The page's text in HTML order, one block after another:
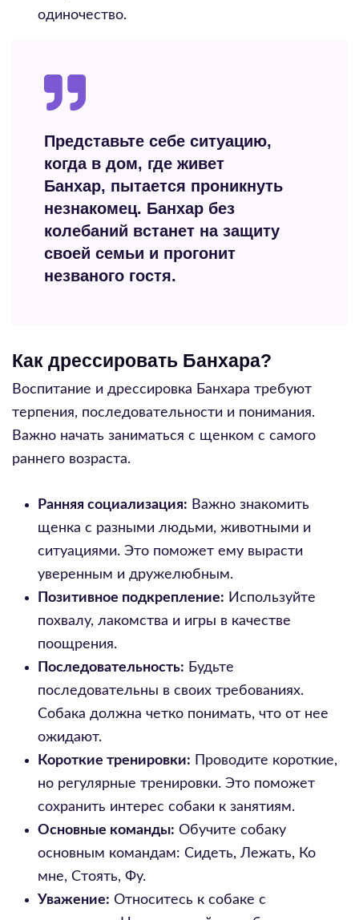
одиночество.
Представьте себе ситуацию,
когда в дом, где живет
Банхар, пытается проникнуть
незнакомец. Банхар без
колебаний встанет на защиту
своей семьи и прогонит
незваного гостя.
Как дрессировать Банхара?
Воспитание и дрессировка Банхара требуют
терпения, последовательности и понимания.
Важно начать заниматься с щенком с самого
раннего возраста.
Ранняя социализация: Важно знакомить
щенка с разными людьми, животными и
ситуациями. Это поможет ему вырасти
уверенным и дружелюбным.
Позитивное подкрепление: Используйте
похвалу, лакомства и игры в качестве
поощрения.
Последовательность: Будьте
последовательны в своих требованиях.
Собака должна четко понимать, что от нее
ожидают.
Короткие тренировки: Проводите короткие,
но регулярные тренировки. Это поможет
сохранить интерес собаки к занятиям.
Основные команды: Обучите собаку
основным командам: Сидеть, Лежать, Ко
мне, Стоять, Фу.
Уважение: Относитесь к собаке с